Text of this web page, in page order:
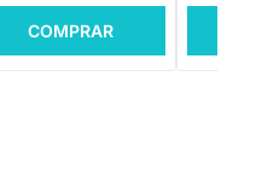
COMPRAR